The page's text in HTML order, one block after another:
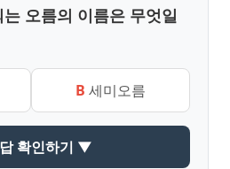
오름의 이름은 무엇일
B 세미오름
확인하기 ▼